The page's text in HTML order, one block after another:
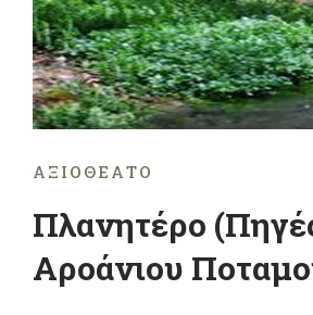
ΑΞΙΟΘΈΑΤΟ
Πλανητέρο
Αροάνιου